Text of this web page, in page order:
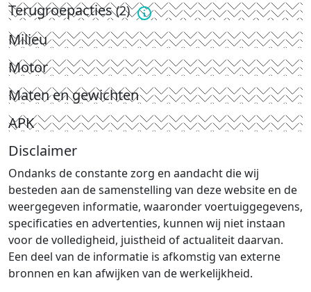
Terugroepacties(2)
Milieu
Motor
Maten en gewichten
APK
Disclaimer
Ondanks de constante zorg en aandacht die wij
besteden aan de samenstelling van deze website en de
weergegeven informatie, waaronder voertuiggegevens,
specificaties en advertenties, kunnen wij niet instaan
voor de volledigheid, juistheid of actualiteit daarvan.
Een deel van de informatie is afkomstig van externe
bronnen en kan afwijken van de werkelijkheid.